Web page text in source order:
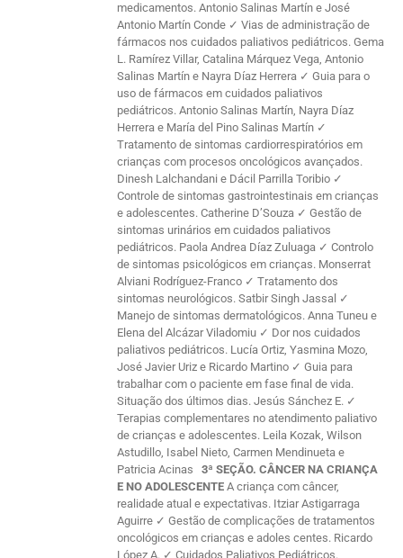
medicamentos. Antonio Salinas Martín e José
Antonio Martín Conde ✓ Vias de administração de
fármacos nos cuidados paliativos pediátricos. Gema
L. Ramírez Villar, Catalina Márquez Vega, Antonio
Salinas Martín e Nayra Díaz Herrera ✓ Guia para o
uso de fármacos em cuidados paliativos
pediátricos. Antonio Salinas Martín, Nayra Díaz
Herrera e María del Pino Salinas Martín ✓
Tratamento de sintomas cardiorrespiratórios em
crianças com procesos oncológicos avançados.
Dinesh Lalchandani e Dácil Parrilla Toribio ✓
Controle de sintomas gastrointestinais em crianças
e adolescentes. Catherine D’Souza ✓ Gestão de
sintomas urinários em cuidados paliativos
pediátricos. Paola Andrea Díaz Zuluaga ✓ Controlo
de sintomas psicológicos em crianças. Monserrat
Alviani Rodríguez-Franco ✓ Tratamento dos
sintomas neurológicos. Satbir Singh Jassal ✓
Manejo de sintomas dermatológicos. Anna Tuneu e
Elena del Alcázar Viladomiu ✓ Dor nos cuidados
paliativos pediátricos. Lucía Ortiz, Yasmina Mozo,
José Javier Uriz e Ricardo Martino ✓ Guia para
trabalhar com o paciente em fase final de vida.
Situação dos últimos dias. Jesús Sánchez E. ✓
Terapias complementares no atendimento paliativo
de crianças e adolescentes. Leila Kozak, Wilson
Astudillo, Isabel Nieto, Carmen Mendinueta e
Patricia Acinas3ª SEÇÃO. CÂNCER NA CRIANÇA
E NO ADOLESCENTE A criança com câncer,
realidade atual e expectativas. Itziar Astigarraga
Aguirre ✓ Gestão de complicações de tratamentos
oncológicos em crianças e adoles centes. Ricardo
López A. ✓ Cuidados Paliativos Pediátricos.